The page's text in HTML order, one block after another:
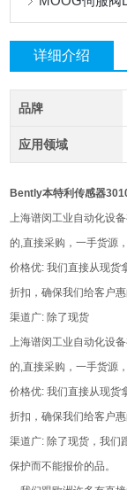
详细介绍
品牌
应用领域
Bently本特利传感器
上海谱闵工业自动化设
的,直接采购，一手货源
价格优: 我们直接从现货
折扣，确保我们给客户惠
渠道广: 除了现货
上海谱闵工业自动化设
的,直接采购，一手货源
价格优: 我们直接从现货
折扣，确保我们给客户惠
渠道广: 除了现货，我们
保护而不能报价的品。